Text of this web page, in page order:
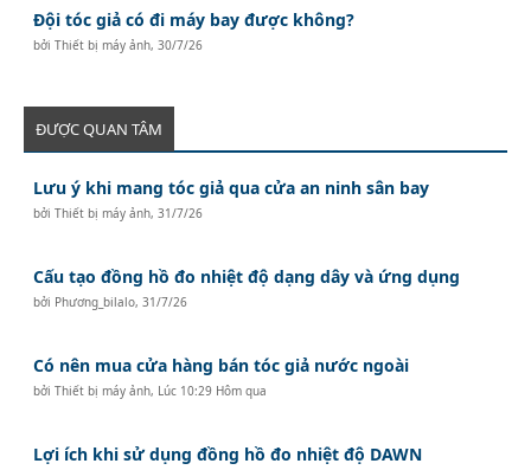
Đội tóc giả có đi máy bay được không?
bởiThiết bị máy ảnh,30/7/26
ĐƯỢC QUAN TÂM
Lưu ý khi mang tóc giả qua cửa an ninh sân bay
bởiThiết bị máy ảnh,31/7/26
Cấu tạo đồng hồ đo nhiệt độ dạng dây và ứng dụng
bởi Phương_bilalo,31/7/26
Có nên mua cửa hàng bán tóc giả nước ngoài
bởiThiết bị máy ảnh, Lúc 10:29 Hôm qua
Lợi ích khi sử dụng đồng hồ đo nhiệt độ DAWN